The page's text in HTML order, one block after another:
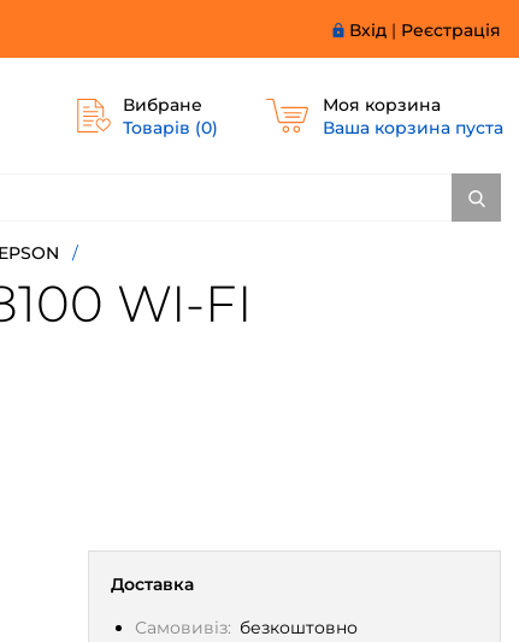
Вхід | Реєстрація
Вибране
Товарів (0)
Моя корзина
Ваша корзина пуста
EPSON /
WI-FI
Доставка
Самовивіз: безкоштовно